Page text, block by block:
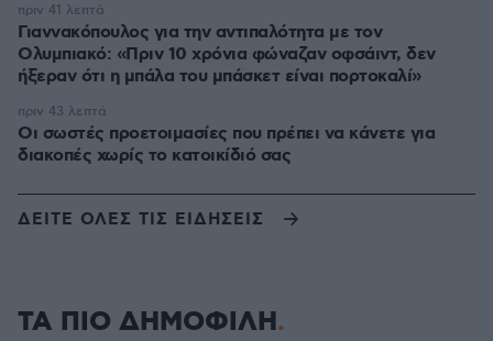
Γιαννακόπουλος για την αντιπαλότητα με τον
Ολυμπιακό: «Πριν 10 χρόνια φώναζαν οφσάιντ, δεν
ήξεραν ότι η μπάλα του μπάσκετ είναι πορτοκαλί»
πριν 41 λεπτά
Οι σωστές προετοιμασίες που πρέπει να κάνετε για
διακοπές χωρίς το κατοικίδιό σας
πριν 43 λεπτά
ΔΕΙΤΕ ΟΛΕΣ ΤΙΣ ΕΙΔΗΣΕΙΣ
ΤΑ ΠΙΟ ΔΗΜΟΦΙΛΗ